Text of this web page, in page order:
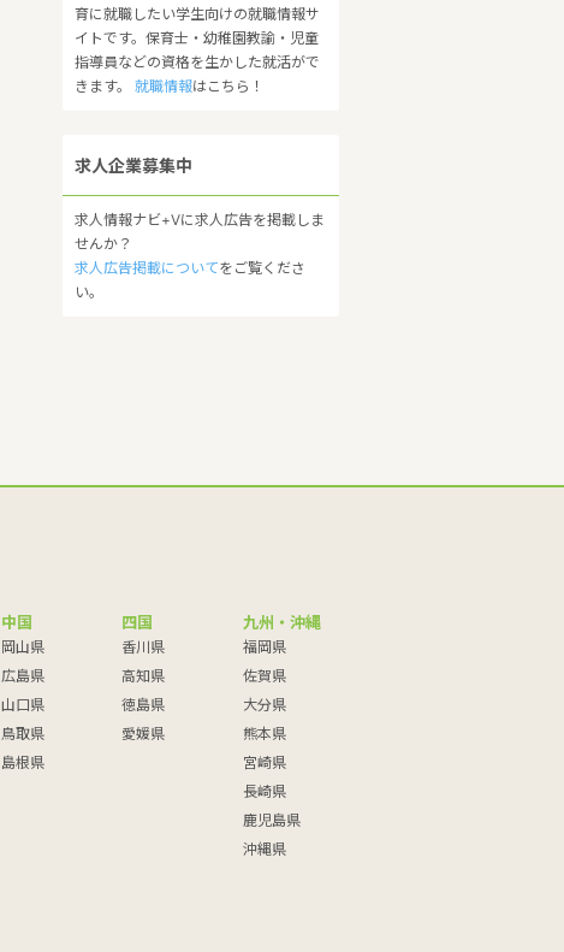
育に就職したい学生向けの就職情報サ
イトです。保育士・幼稚園教諭・児童
指導員などの資格を生かした就活がで
きます。 就職情報はこちら！
求人企業募集中
求人情報ナビ+Vに求人広告を掲載しま
せんか？
求人広告掲載についてをご覧くださ
い。
中国
岡山県
広島県
山口県
鳥取県
島根県
四国
香川県
高知県
徳島県
愛媛県
九州・沖縄
福岡県
佐賀県
大分県
熊本県
宮崎県
長崎県
鹿児島県
沖縄県